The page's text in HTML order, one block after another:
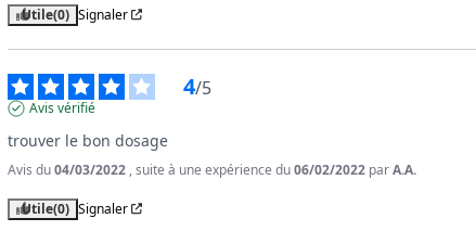
Utile(0) Signaler
4/5
Avis vérifié
trouver le bon dosage
Avis du04/03/2022 , suite à une expérience du06/02/2022 parA.A.
Utile(0) Signaler